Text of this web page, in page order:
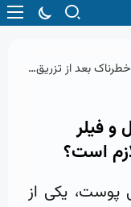
از تزریق ژل و فیلر چیست و چه مراقبت‌ هایی لازم است؟
و فیلر
است؟
پوست، یکی از